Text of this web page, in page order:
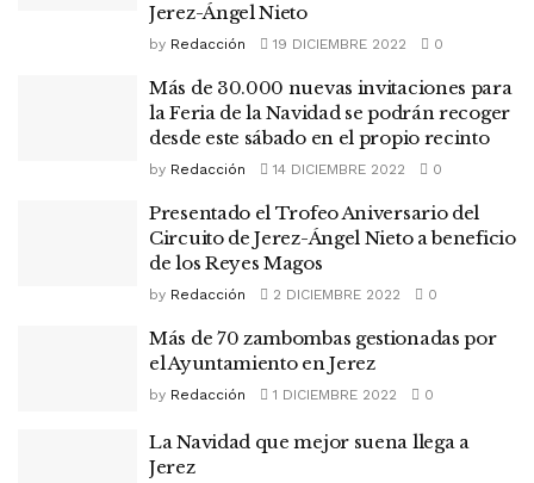
Jerez-Ángel Nieto
by Redacción 19 DICIEMBRE 2022 0
Más de 30.000 nuevas invitaciones para
la Feria de la Navidad se podrán recoger
desde este sábado en el propio recinto
by Redacción 14 DICIEMBRE 2022 0
Presentado el Trofeo Aniversario del
Circuito de Jerez-Ángel Nieto a beneficio
de los Reyes Magos
by Redacción 2 DICIEMBRE 2022 0
Más de 70 zambombas gestionadas por
el Ayuntamiento en Jerez
by Redacción 1 DICIEMBRE 2022 0
La Navidad que mejor suena llega a
Jerez